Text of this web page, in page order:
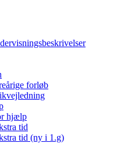
forløb
hjælp
tid
tid (ny i 1.g)